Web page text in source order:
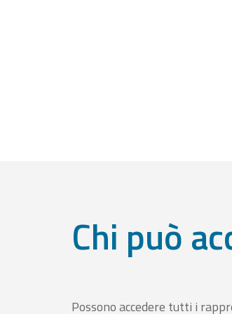
Chi può
Possono accedere tutti i